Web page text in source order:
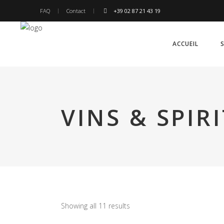
FAQ Contact +39 02 87 21 43 19
ACCUEIL
VINS &
Showing all 11 results